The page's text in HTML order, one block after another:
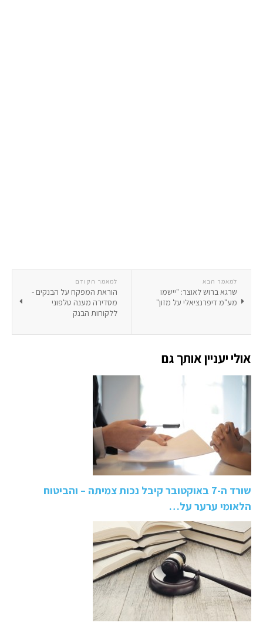
למאמר הקודם
הוראת המפקח על הבנקים -
מסדירה מענה טלפוני
ללקוחות הבנק
למאמר הבא
שרגא ברוש לאוצר: "יישמו
מע"מ דיפרנציאלי על מזון"
אולי יעניין אותך גם
שורד ה-7 באוקטובר קיבל נכות צמיתה – והביטוח
הלאומי ערער על…